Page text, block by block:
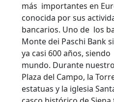
más importantes en
conocida por sus
bancarios. Uno de los
Monte dei Paschi Bank
ya casi 600 años,
mundo. Durante
Plaza del Campo, la
estatuas y la iglesia